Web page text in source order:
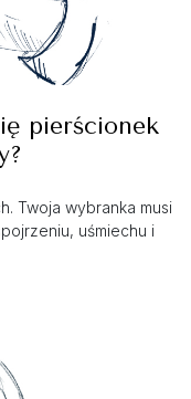
pierścionek
Twoja wybranka musi
uśmiechu i